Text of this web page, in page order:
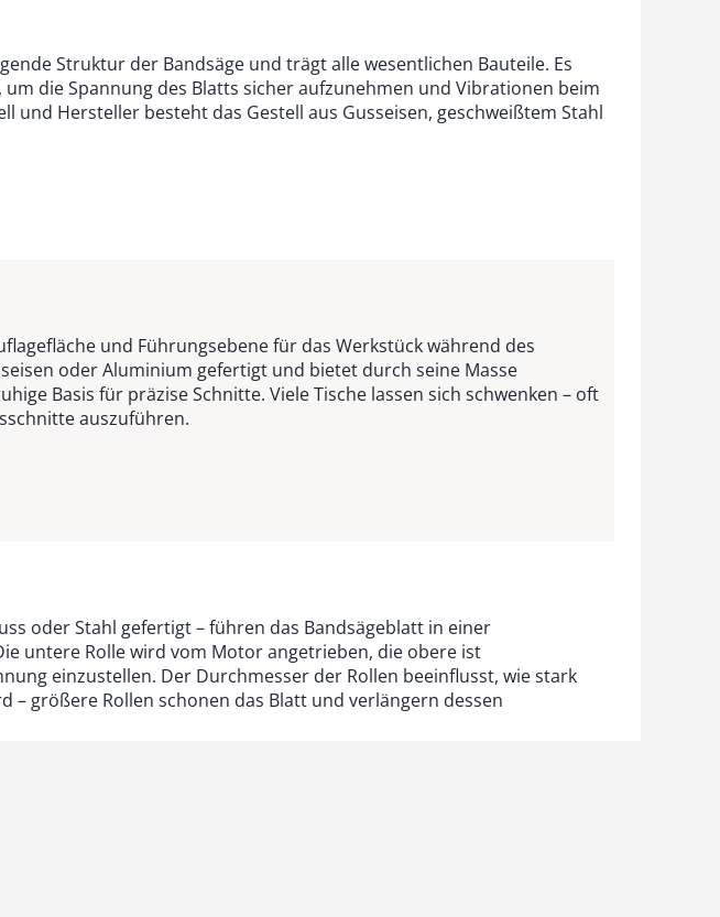
Struktur der Bandsäge und trägt alle wesentlichen Bauteile. Es
die Spannung des Blatts sicher aufzunehmen und Vibrationen beim
und Hersteller besteht das Gestell aus Gusseisen, geschweißtem Stahl
und Führungsebene für das Werkstück während des
oder Aluminium gefertigt und bietet durch seine Masse
Basis für präzise Schnitte. Viele Tische lassen sich schwenken – oft
auszuführen.
oder Stahl gefertigt – führen das Bandsägeblatt in einer
untere Rolle wird vom Motor angetrieben, die obere ist
einzustellen. Der Durchmesser der Rollen beeinflusst, wie stark
– größere Rollen schonen das Blatt und verlängern dessen